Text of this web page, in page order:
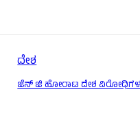
ದೇಶ
ಜೆನ್ ಜಿ ಹೋರಾಟ ದೇಶ